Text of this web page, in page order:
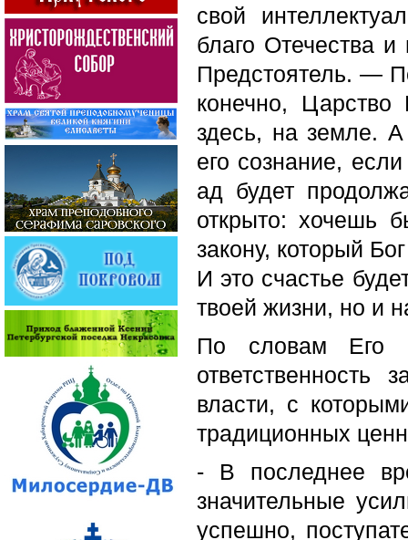
свой
благо Отечества
Предстоятель. —
конечно,
здесь, на земле.
его сознание,
ад будет
открыто: хочешь
закону, который
И это счастье
твоей жизни, но и
По словам Его
власти, с
традиционных
- В последнее
значительные
успешно,